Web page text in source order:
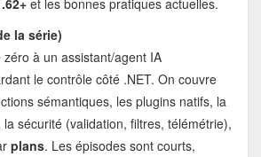
et les bonnes pratiques actuelles.
la série)
à un assistant/agent IA
le contrôle côté .NET. On couvre
sémantiques, les plugins natifs, la
sécurité (validation, filtres, télémétrie),
plans. Les épisodes sont courts,